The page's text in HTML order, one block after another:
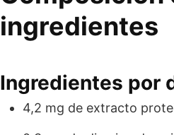
ingredientes
Ingredientes por
4,2 mg de extracto